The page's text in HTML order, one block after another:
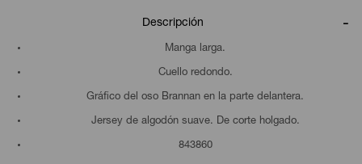
Descripción
Manga larga.
Cuello redondo.
Gráfico del oso Brannan en la parte delantera.
Jersey de algodón suave. De corte holgado.
843860